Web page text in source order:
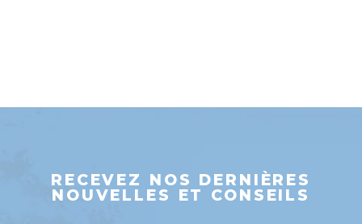
RECEVEZ NOS DERNIÈRES
NOUVELLES ET CONSEILS